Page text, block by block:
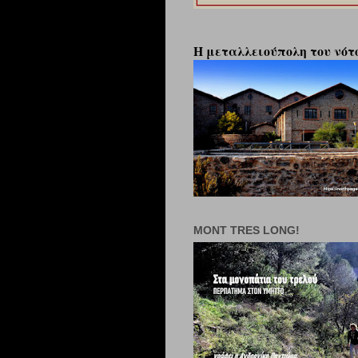
Η μεταλλειούπολη του
MONT TRES LONG!